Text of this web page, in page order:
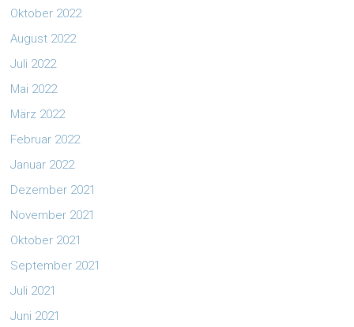
Oktober 2022
August 2022
Juli 2022
Mai 2022
März 2022
Februar 2022
Januar 2022
Dezember 2021
November 2021
Oktober 2021
September 2021
Juli 2021
Juni 2021